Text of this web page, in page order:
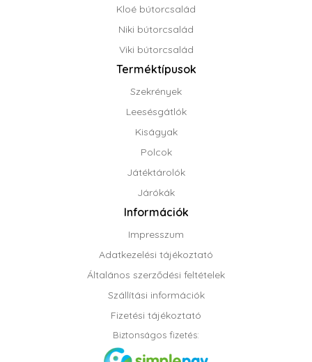
Kloé bútorcsalád
Niki bútorcsalád
Viki bútorcsalád
Terméktípusok
Szekrények
Leesésgátlók
Kiságyak
Polcok
Játéktárolók
Járókák
Információk
Impresszum
Adatkezelési tájékoztató
Általános szerződési feltételek
Szállítási információk
Fizetési tájékoztató
Biztonságos fizetés: